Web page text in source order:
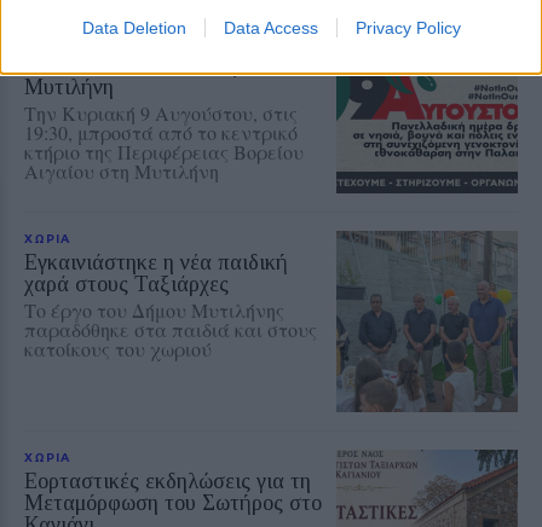
Data Deletion Data Access Privacy Policy
ΔΡΑΣΕΙΣ
Συγκέντρωση αλληλεγγύης στον
Μυτιλήνη
Την Κυριακή 9 Αυγούστου, στις
19:30, μπροστά από το κεντρικό
κτήριο της Περιφέρειας Βορείου
Αιγαίου στη Μυτιλήνη
ΧΩΡΙΑ
Εγκαινιάστηκε η νέα παιδική
χαρά στους Ταξιάρχες
Το έργο του Δήμου Μυτιλήνης
παραδόθηκε στα παιδιά και στους
κατοίκους του χωριού
ΧΩΡΙΑ
Εορταστικές εκδηλώσεις για τη
Μεταμόρφωση του Σωτήρος στο